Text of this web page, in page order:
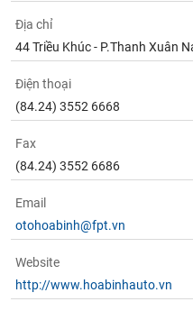
Địa chỉ
44 Triều Khúc - P.Thanh Xuân
Điện thoại
(84.24) 3552 6668
Fax
(84.24) 3552 6686
Email
otohoabinh@fpt.vn
Website
http://www.hoabinhauto.vn
Tất cả
tức
(-)
Bài
viết
tác
giả
(-)
Báo
cáo